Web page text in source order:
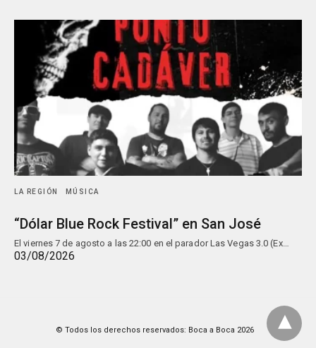
LA REGIÓN MÚSICA
“Dólar Blue Rock Festival” en San José
El viernes 7 de agosto a las 22:00 en el parador Las Vegas 3.0 (Ex…
03/08/2026
© Todos los derechos reservados: Boca a Boca 2026